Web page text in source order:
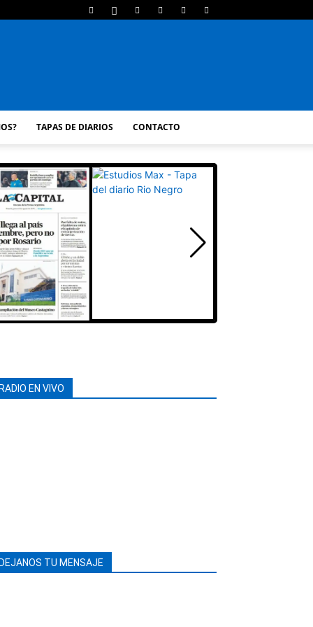
TAPAS DE DIARIOS CONTACTO
RADIO EN VIVO
DEJANOS TU MENSAJE